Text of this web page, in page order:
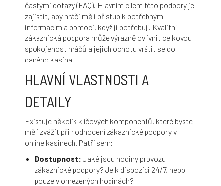
častými dotazy (FAQ). Hlavním cílem této podpory je
zajistit, aby hráči měli přístup k potřebným
informacím a pomoci, když ji potřebují. Kvalitní
zákaznická podpora může výrazně ovlivnit celkovou
spokojenost hráčů a jejich ochotu vrátit se do
daného kasina.
HLAVNÍ VLASTNOSTI A
DETAILY
Existuje několik klíčových komponentů, které byste
měli zvážit při hodnocení zákaznické podpory v
online kasinech. Patří sem:
Dostupnost: Jaké jsou hodiny provozu
zákaznické podpory? Je k dispozici 24/7, nebo
pouze v omezených hodinách?